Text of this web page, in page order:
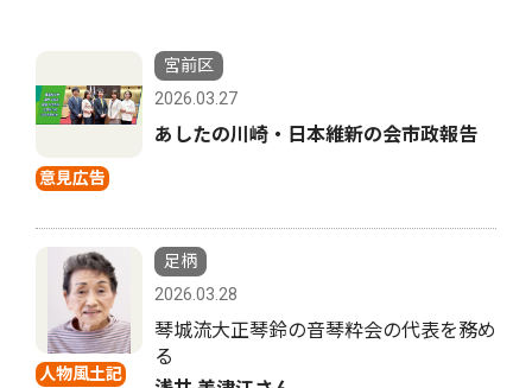
意見広告
宮前区
2026.03.27
あしたの川崎・日本維新の会市政報告
人物風土記
足柄
2026.03.28
琴城流大正琴鈴の音琴粋会の代表を務め
る